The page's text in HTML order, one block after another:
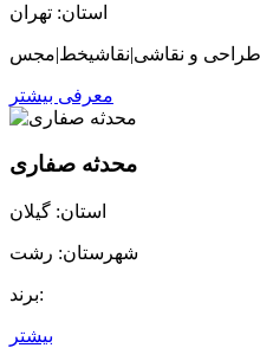
استان: تهران
معرفی بیشتر
محدثه صفاری
استان: گیلان
شهرستان: رشت
برند:
بیشتر